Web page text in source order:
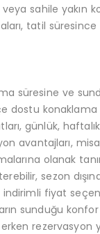
sahile yakın
tatil
süresine ve
dostu
günlük,
avantajları,
olanak
sezon
fiyat
sunduğu
rezervasyon